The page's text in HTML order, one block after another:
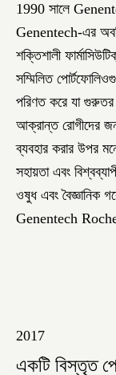
1990 সালে
Genentech-এর
শক্তিশালী
সম্মিলিত
পরিণত করে যা গুরুতর
আক্রান্ত রোগীদের
ব্যবহার করার উপর
সহায়তা এবং
ওষুধ এবং বৈজ্ঞানিক
Genentech Roche-
2017
একটি বিস্তৃত